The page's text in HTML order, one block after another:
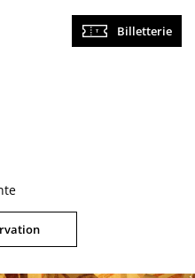
Navigation
principale
Billetterie